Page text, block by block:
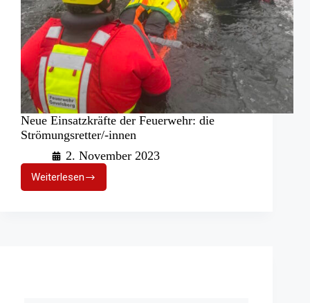
Neue Einsatzkräfte der Feuerwehr: die
Strömungsretter/-innen
2. November 2023
Weiterlesen
Neue
Einsatzkräfte